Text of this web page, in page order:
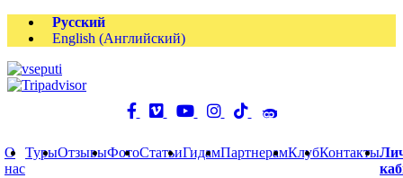
Русский
English (Английский)
О
нас
ТурыОтзывыФотоСтатьиГидамПартнерамКлубКонтакты